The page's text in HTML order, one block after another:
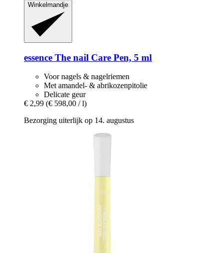
Winkelmandje
essence The nail Care Pen, 5 ml
Voor nagels & nagelriemen
Met amandel- & abrikozenpitolie
Delicate geur
€ 2,99 (€ 598,00 / l)
Bezorging uiterlijk op 14. augustus